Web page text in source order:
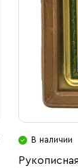
В наличии